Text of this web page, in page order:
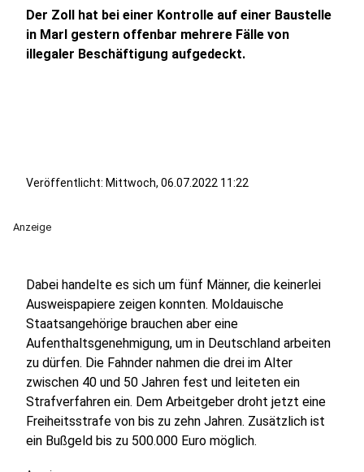
Der Zoll hat bei einer Kontrolle auf einer Baustelle
in Marl gestern offenbar mehrere Fälle von
illegaler Beschäftigung aufgedeckt.
Veröffentlicht: Mittwoch, 06.07.2022 11:22
Anzeige
Dabei handelte es sich um fünf Männer, die keinerlei
Ausweispapiere zeigen konnten. Moldauische
Staatsangehörige brauchen aber eine
Aufenthaltsgenehmigung, um in Deutschland arbeiten
zu dürfen. Die Fahnder nahmen die drei im Alter
zwischen 40 und 50 Jahren fest und leiteten ein
Strafverfahren ein. Dem Arbeitgeber droht jetzt eine
Freiheitsstrafe von bis zu zehn Jahren. Zusätzlich ist
ein Bußgeld bis zu 500.000 Euro möglich.